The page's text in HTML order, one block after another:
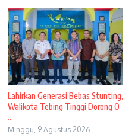
Lahirkan Generasi Bebas Stunting,
Walikota Tebing Tinggi Dorong O
...
Minggu, 9 Agustus 2026